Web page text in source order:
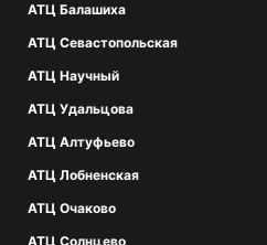
АТЦ Балашиха
АТЦ Севастопольская
АТЦ Научный
АТЦ Удальцова
АТЦ Алтуфьево
АТЦ Лобненская
АТЦ Очаково
АТЦ Солнцево